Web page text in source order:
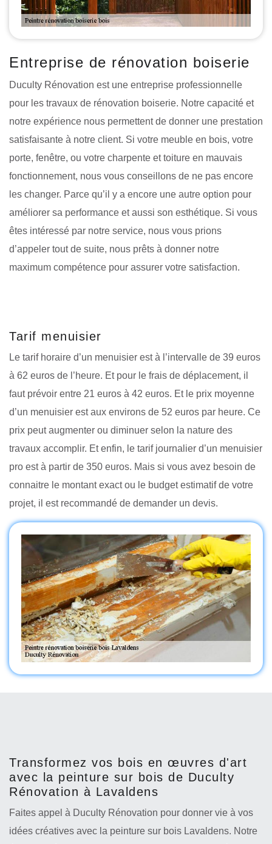
Entreprise de rénovation boiserie
Duculty Rénovation est une entreprise professionnelle
pour les travaux de rénovation boiserie. Notre capacité et
notre expérience nous permettent de donner une prestation
satisfaisante à notre client. Si votre meuble en bois, votre
porte, fenêtre, ou votre charpente et toiture en mauvais
fonctionnement, nous vous conseillons de ne pas encore
les changer. Parce qu’il y a encore une autre option pour
améliorer sa performance et aussi son esthétique. Si vous
êtes intéressé par notre service, nous vous prions
d’appeler tout de suite, nous prêts à donner notre
maximum compétence pour assurer votre satisfaction.
Tarif menuisier
Le tarif horaire d’un menuisier est à l’intervalle de 39 euros
à 62 euros de l’heure. Et pour le frais de déplacement, il
faut prévoir entre 21 euros à 42 euros. Et le prix moyenne
d’un menuisier est aux environs de 52 euros par heure. Ce
prix peut augmenter ou diminuer selon la nature des
travaux accomplir. Et enfin, le tarif journalier d’un menuisier
pro est à partir de 350 euros. Mais si vous avez besoin de
connaitre le montant exact ou le budget estimatif de votre
projet, il est recommandé de demander un devis.
Transformez vos bois en œuvres d'art
avec la peinture sur bois de Duculty
Rénovation à Lavaldens
Faites appel à Duculty Rénovation pour donner vie à vos
idées créatives avec la peinture sur bois Lavaldens. Notre